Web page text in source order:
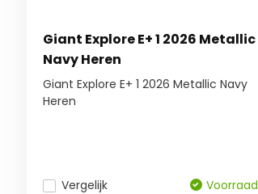
Giant Explore E+ 1 2026 Metallic
Navy Heren
Giant Explore E+ 1 2026 Metallic Navy
Heren
Vergelijk Voorraad